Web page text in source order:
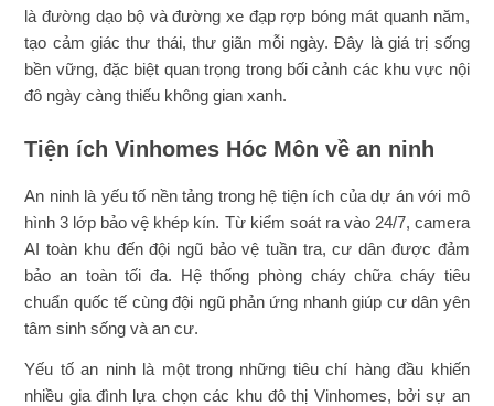
là đường dạo bộ và đường xe đạp rợp bóng mát quanh năm,
tạo cảm giác thư thái, thư giãn mỗi ngày. Đây là giá trị sống
bền vững, đặc biệt quan trọng trong bối cảnh các khu vực nội
đô ngày càng thiếu không gian xanh.
Tiện ích Vinhomes Hóc Môn về an ninh
An ninh là yếu tố nền tảng trong hệ tiện ích của dự án với mô
hình 3 lớp bảo vệ khép kín. Từ kiểm soát ra vào 24/7, camera
AI toàn khu đến đội ngũ bảo vệ tuần tra, cư dân được đảm
bảo an toàn tối đa. Hệ thống phòng cháy chữa cháy tiêu
chuẩn quốc tế cùng đội ngũ phản ứng nhanh giúp cư dân yên
tâm sinh sống và an cư.
Yếu tố an ninh là một trong những tiêu chí hàng đầu khiến
nhiều gia đình lựa chọn các khu đô thị Vinhomes, bởi sự an